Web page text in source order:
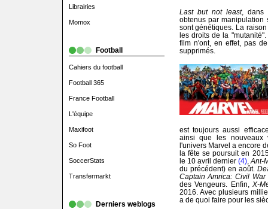
Librairies
Momox
Football
Cahiers du football
Football 365
France Football
L'équipe
Maxifoot
So Foot
SoccerStats
Transfermarkt
Derniers weblogs
Last but not least, dans
obtenus par manipulation
sont génétiques. La
les droits de la
film n'ont, en effet, pas
supprimés.
est toujours aussi
ainsi que les
l'univers Marvel a encore
la fête se poursuit en
le 10 avril dernier(4) ,Ant-
du précédent) en août.
Captain Amrica: Civil War
des Vengeurs. Enfin, X-
2016. Avec plusieurs
a de quoi faire pour les